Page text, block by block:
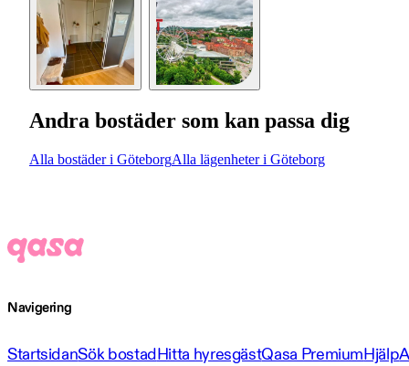
Andra bostäder som kan passa dig
Alla bostäder i GöteborgAlla lägenheter i Göteborg
Navigering
StartsidanSök bostadHitta hyresgästQasa PremiumHjälp